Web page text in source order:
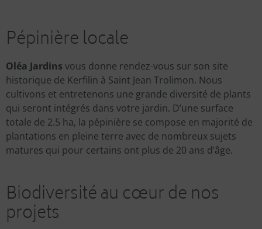
Pépinière locale
Oléa Jardins vous donne rendez-vous sur son site
historique de Kerfilin à Saint Jean Trolimon. Nous
cultivons et entretenons une grande diversité de plants
qui seront intégrés dans votre jardin. D’une surface
totale de 2.5 ha, la pépinière se compose en majorité de
plantations en pleine terre avec de nombreux sujets
matures qui pour certains ont plus de 20 ans d’âge.
Biodiversité au cœur de nos
projets